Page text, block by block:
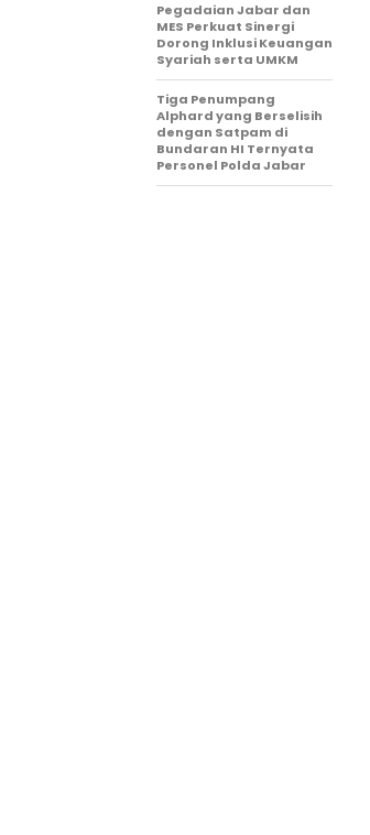
Pegadaian Jabar dan
MES Perkuat Sinergi
Dorong Inklusi Keuangan
Syariah serta UMKM
Tiga Penumpang
Alphard yang Berselisih
dengan Satpam di
Bundaran HI Ternyata
Personel Polda Jabar